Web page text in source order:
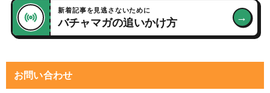
新着記事を見逃さないために
バチャマガの追いかけ方 →
お問い合わせ